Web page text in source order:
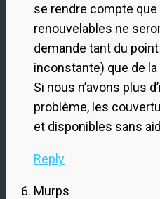
se rendre compte
renouvelables ne
demande tant du
inconstante) que de
Si nous n’avons plus
problème, les
et disponibles sans
Reply
Murps